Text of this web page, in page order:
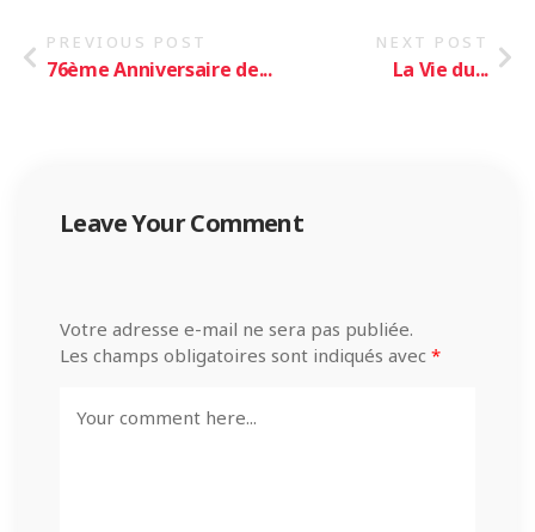
PREVIOUS POST
76ème Anniversaire de...
NEXT POST
La Vie du...
Leave Your Comment
Votre adresse e-mail ne sera pas publiée.
Les champs obligatoires sont indiqués avec *